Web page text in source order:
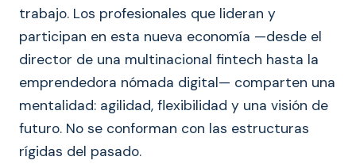
trabajo. Los profesionales que lideran y
participan en esta nueva economía —desde el
director de una multinacional fintech hasta la
emprendedora nómada digital— comparten una
mentalidad: agilidad, flexibilidad y una visión de
futuro. No se conforman con las estructuras
rígidas del pasado.